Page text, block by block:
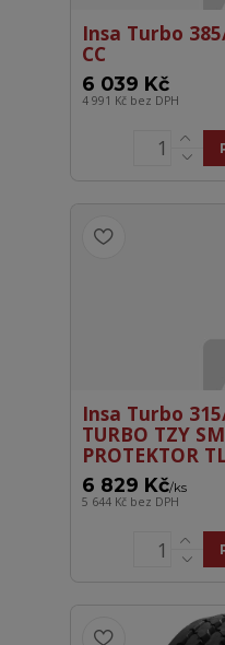
Insa Turbo
CC
6 039 Kč
4 991 Kč bez DPH
Insa Turbo
TURBO TZY
PROTEKTOR
6 829 Kč/ks
5 644 Kč bez DPH